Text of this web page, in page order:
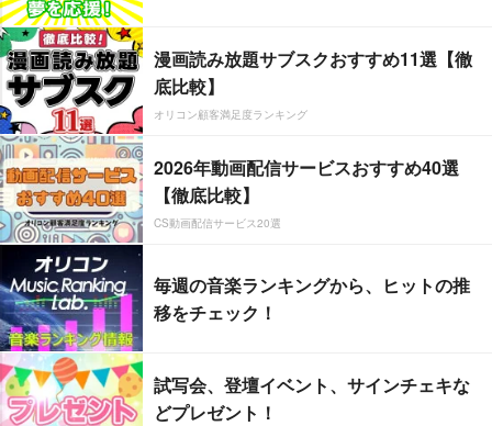
漫画読み放題サブスクおすすめ11選【徹
底比較】
オリコン顧客満足度ランキング
2026年動画配信サービスおすすめ40選
【徹底比較】
CS動画配信サービス20選
毎週の音楽ランキングから、ヒットの推
移をチェック！
試写会、登壇イベント、サインチェキな
どプレゼント！